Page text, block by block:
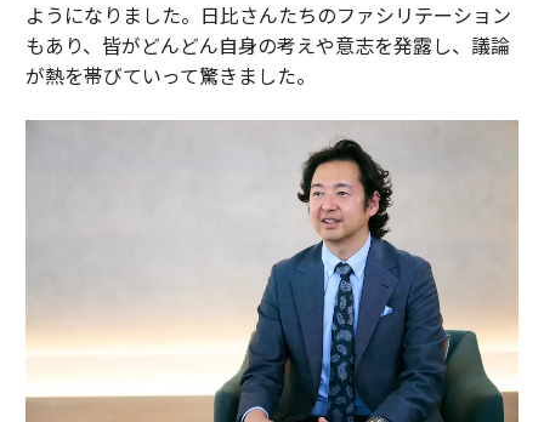
ようになりました。日比さんたちのファシリテーション
もあり、皆がどんどん自身の考えや意志を発露し、議論
が熱を帯びていって驚きました。